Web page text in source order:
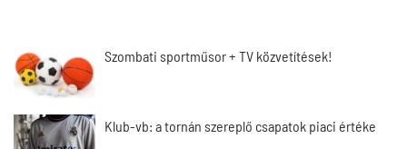
Szombati sportműsor + TV közvetítések!
Klub-vb: a tornán szereplő csapatok piaci értéke